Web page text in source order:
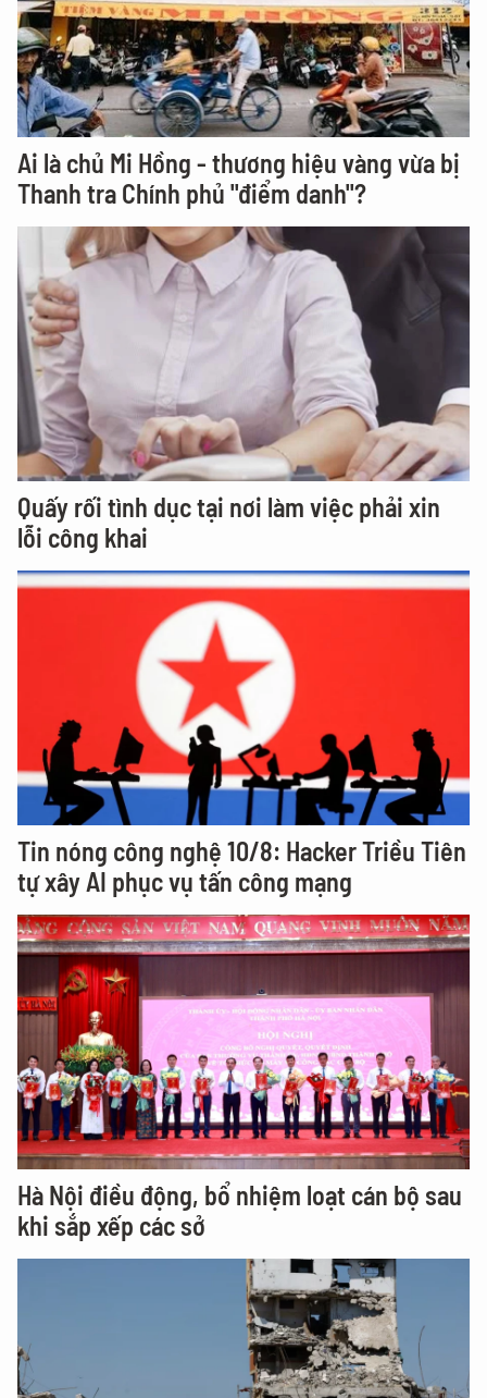
Ai là chủ Mi Hồng - thương hiệu vàng vừa bị
Thanh tra Chính phủ "điểm danh"?
Quấy rối tình dục tại nơi làm việc phải xin
lỗi công khai
Tin nóng công nghệ 10/8: Hacker Triều Tiên
tự xây AI phục vụ tấn công mạng
Hà Nội điều động, bổ nhiệm loạt cán bộ sau
khi sắp xếp các sở